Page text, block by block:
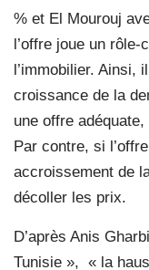
% et El Mourouj
l’offre joue un rôle-
l’immobilier. Ainsi,
croissance de la
une offre
Par contre, si
accroissement de
décoller les prix.
D’après Anis
Tunisie », « la